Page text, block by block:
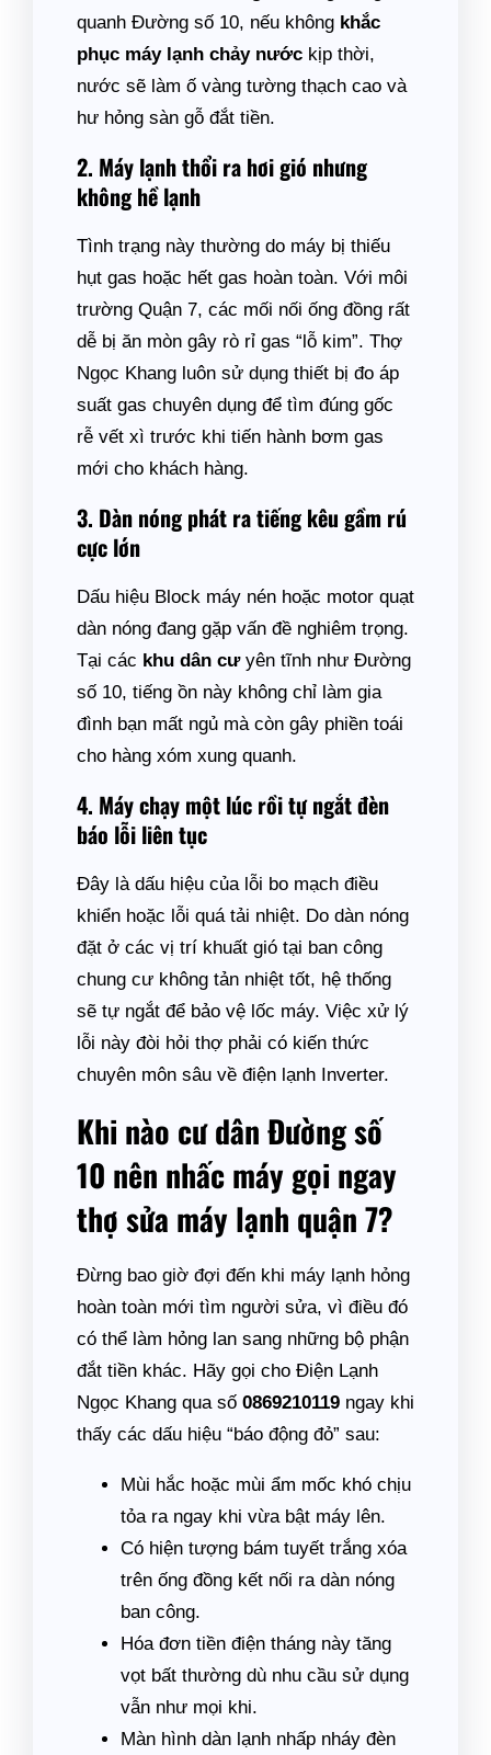
quanh Đường số 10, nếu không khắc
phục máy lạnh chảy nước kịp thời,
nước sẽ làm ố vàng tường thạch cao và
hư hỏng sàn gỗ đắt tiền.
2. Máy lạnh thổi ra hơi gió nhưng
không hề lạnh
Tình trạng này thường do máy bị thiếu
hụt gas hoặc hết gas hoàn toàn. Với môi
trường Quận 7, các mối nối ống đồng rất
dễ bị ăn mòn gây rò rỉ gas “lỗ kim”. Thợ
Ngọc Khang luôn sử dụng thiết bị đo áp
suất gas chuyên dụng để tìm đúng gốc
rễ vết xì trước khi tiến hành bơm gas
mới cho khách hàng.
3. Dàn nóng phát ra tiếng kêu gầm rú
cực lớn
Dấu hiệu Block máy nén hoặc motor quạt
dàn nóng đang gặp vấn đề nghiêm trọng.
Tại các khu dân cưyên tĩnh như Đường
số 10, tiếng ồn này không chỉ làm gia
đình bạn mất ngủ mà còn gây phiền toái
cho hàng xóm xung quanh.
4. Máy chạy một lúc rồi tự ngắt đèn
báo lỗi liên tục
Đây là dấu hiệu của lỗi bo mạch điều
khiển hoặc lỗi quá tải nhiệt. Do dàn nóng
đặt ở các vị trí khuất gió tại ban công
chung cư không tản nhiệt tốt, hệ thống
sẽ tự ngắt để bảo vệ lốc máy. Việc xử lý
lỗi này đòi hỏi thợ phải có kiến thức
chuyên môn sâu về điện lạnh Inverter.
Khi nào cư dân Đường số
10 nên nhấc máy gọi ngay
thợ sửa máy lạnh quận 7?
Đừng bao giờ đợi đến khi máy lạnh hỏng
hoàn toàn mới tìm người sửa, vì điều đó
có thể làm hỏng lan sang những bộ phận
đắt tiền khác. Hãy gọi cho Điện Lạnh
Ngọc Khang qua số 0869210119 ngay khi
thấy các dấu hiệu “báo động đỏ” sau:
Mùi hắc hoặc mùi ẩm mốc khó chịu
tỏa ra ngay khi vừa bật máy lên.
Có hiện tượng bám tuyết trắng xóa
trên ống đồng kết nối ra dàn nóng
ban công.
Hóa đơn tiền điện tháng này tăng
vọt bất thường dù nhu cầu sử dụng
vẫn như mọi khi.
Màn hình dàn lạnh nhấp nháy đèn